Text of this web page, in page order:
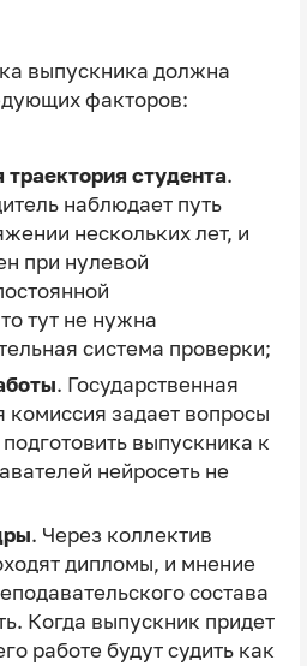
выпускника должна
факторов:
студента.
наблюдает путь
нескольких лет, и
при нулевой
тут не нужна
система проверки;
. Государственная
комиссия задает вопросы
выпускника к
нейросеть не
. Через коллектив
дипломы, и мнение
состава
Когда выпускник придет
работе будут судить как